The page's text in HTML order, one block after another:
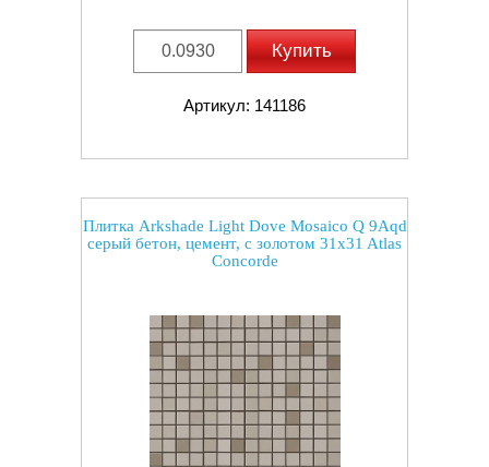
Купить
Артикул: 141186
Плитка Arkshade Light Dove Mosaico Q 9Aqd
серый бетон, цемент, с золотом 31x31 Atlas
Concorde